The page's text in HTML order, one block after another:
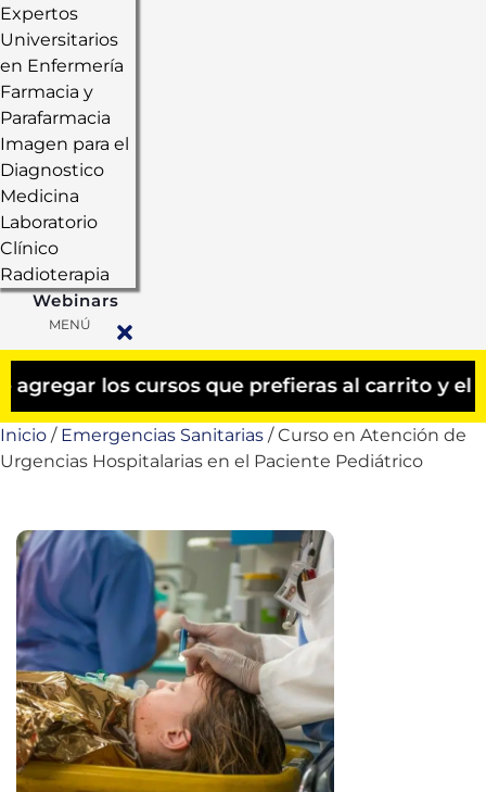
Expertos
Universitarios
en Enfermería
Farmacia y
Parafarmacia
Imagen para el
Diagnostico
Medicina
Laboratorio
Clínico
Radioterapia
Webinars
MENÚ
los cursos que prefieras al carrito y el
Inicio / Emergencias Sanitarias / Curso en Atención de
Urgencias Hospitalarias en el Paciente Pediátrico